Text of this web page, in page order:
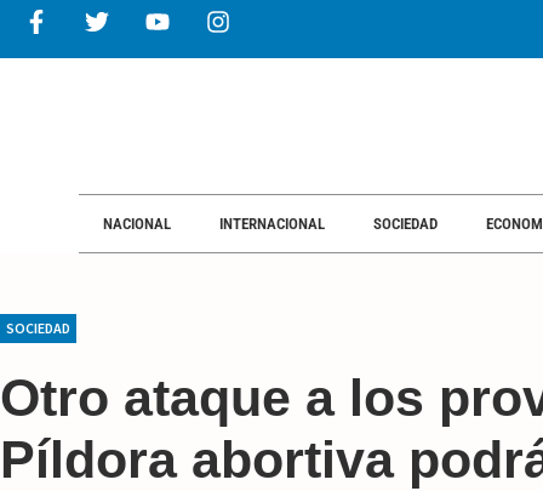
NACIONAL INTERNACIONAL SOCIEDAD
SOCIEDAD
Otro ataque a los
Píldora abortiva